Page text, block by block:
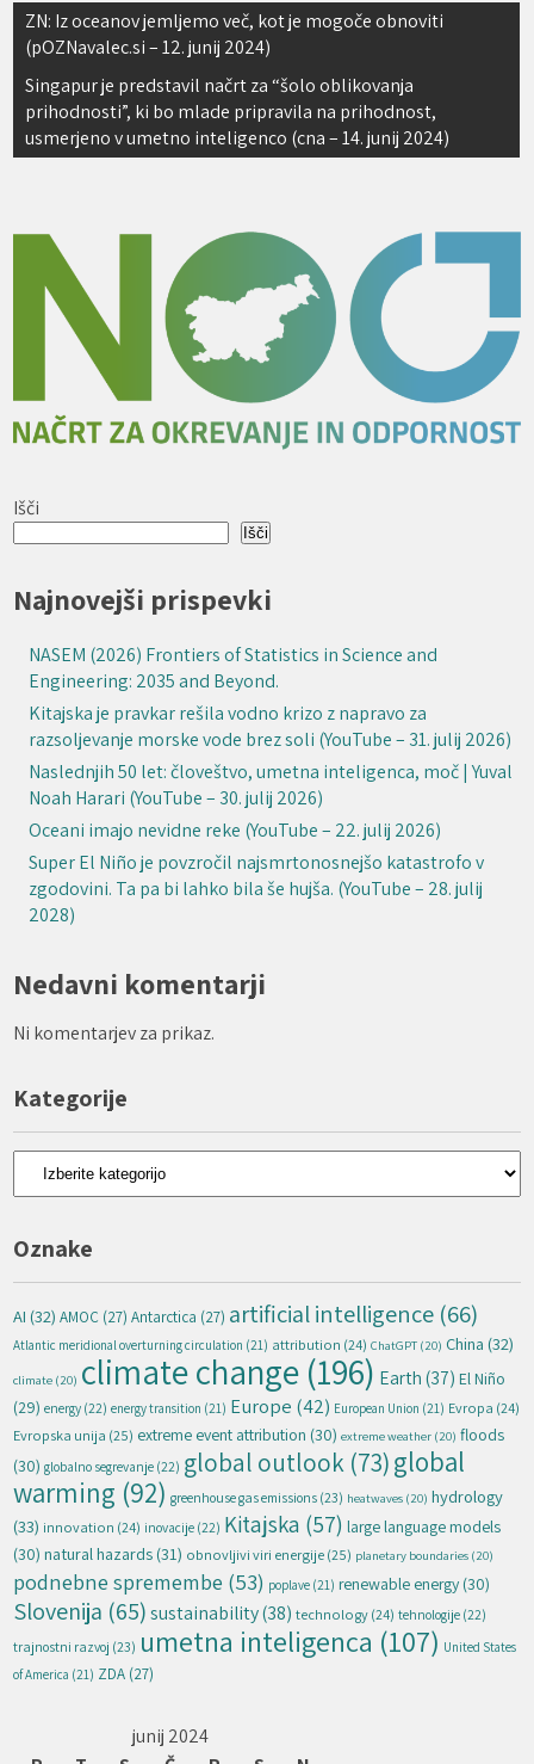
Navigacija
prispevka
ZN: Iz oceanov jemljemo več, kot je mogoče obnoviti
(pOZNavalec.si – 12. junij 2024)
Singapur je predstavil načrt za “šolo oblikovanja
prihodnosti”, ki bo mlade pripravila na prihodnost,
usmerjeno v umetno inteligenco (cna – 14. junij 2024)
Išči
Išči
Najnovejši prispevki
NASEM (2026) Frontiers of Statistics in Science and
Engineering: 2035 and Beyond.
Kitajska je pravkar rešila vodno krizo z napravo za
razsoljevanje morske vode brez soli (YouTube – 31. julij 2026)
Naslednjih 50 let: človeštvo, umetna inteligenca, moč | Yuval
Noah Harari (YouTube – 30. julij 2026)
Oceani imajo nevidne reke (YouTube – 22. julij 2026)
Super El Niño je povzročil najsmrtonosnejšo katastrofo v
zgodovini. Ta pa bi lahko bila še hujša. (YouTube – 28. julij
2028)
Nedavni komentarji
Ni komentarjev za prikaz.
Kategorije
Kategorije
Oznake
AI (32) AMOC (27) Antarctica (27) artificial intelligence (66)
Atlantic meridional overturning circulation (21) attribution (24) ChatGPT (20) China (32)
climate (20) climate change (196) Earth (37) El Niño
(29) energy (22) energy transition (21) Europe (42) European Union (21) Evropa (24)
Evropska unija (25) extreme event attribution (30) extreme weather (20) floods
(30) globalno segrevanje (22) global outlook (73)global
warming (92) greenhouse gas emissions (23) heatwaves (20) hydrology
(33) innovation (24) inovacije (22) Kitajska (57) large language models
(30) natural hazards (31) obnovljivi viri energije(25) planetary boundaries (20)
podnebne spremembe (53) poplave (21) renewable energy (30)
Slovenija (65) sustainability(38) technology(24) tehnologije (22)
trajnostni razvoj (23) umetna inteligenca (107) United States
of America (21) ZDA (27)
junij 2024